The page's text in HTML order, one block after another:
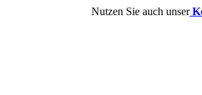
Nutzen Sie auch unser